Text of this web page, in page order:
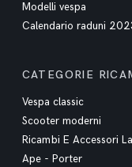
Modelli vespa
Calendario raduni
CATEGORIE
Vespa classic
Scooter moderni
Ricambi E Accessori
Ape - Porter